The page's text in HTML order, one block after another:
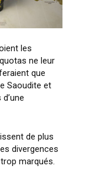
les
ne leur
que
Saoudite et
de plus
divergences
marqués.